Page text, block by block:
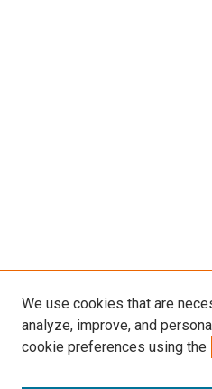
We use cookies that are
analyze, improve, and
cookie preferences using the